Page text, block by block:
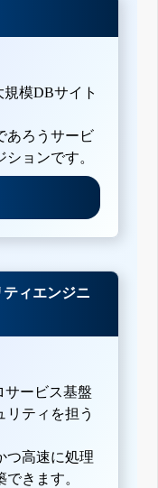
規模DBサイト
あろうサービ
ョンです。
ィエンジニ
サービス基盤
リティを担う
つ高速に処理
きます。